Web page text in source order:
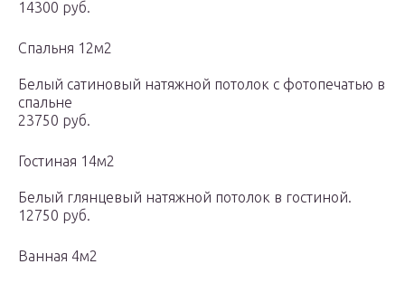
14300 руб.
Спальня 12м2
Белый сатиновый натяжной потолок с фотопечатью в
спальне
23750 руб.
Гостиная 14м2
Белый глянцевый натяжной потолок в гостиной.
12750 руб.
Ванная 4м2